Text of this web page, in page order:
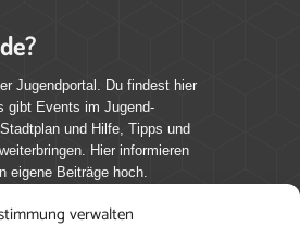
verwalten
Jugendportal. Du findest hier
gibt Events im Jugend-
und Hilfe, Tipps und
Hier informieren
eigene Beiträge hoch.